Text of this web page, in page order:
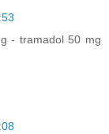
- tramadol 50 mg